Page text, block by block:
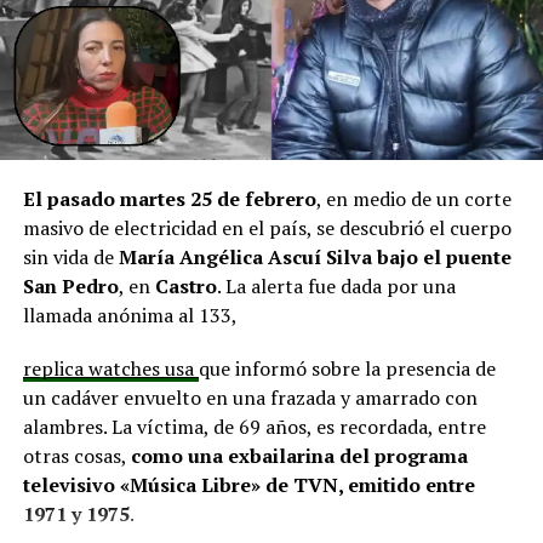
infraestructura del Club Deportivo Bernardo O’Higgins
y el cierre perimetral del Club Deportivo Aucar, obras
fundamentales para el desarrollo comunitario.
El alcalde de Quemchi, Javier Ugarte, expresó una
situación similar, señalando que en su comuna tienen
proyectos elegibles tanto en PMU como en PMB, pero
que hasta la fecha no han recibido respuesta clara sobre
si se entregarán los recursos.“Preocupa esta situación,
estos son proyectos que vienen trabajándose desde
hace tiempo y que hoy están en riesgo por la falta de
En la comuna deCuraco de Vélez, la alcaldesa Javiera
Yáñezindicó que históricamente la Subdere ha apoyado
a los municipios en diversos proyectos y que confía en
que durante el año se asignen nuevos recursos, aunque
reconoció una disminución evidente en comparación
El pasado martes 25 de febrero, en medio de un corte
masivo de electricidad en el país, se descubrió el cuerpo
sin vida deMaría Angélica Ascuí Silvabajo el puente
San Pedro, en Castro. La alerta fue dada por una
llamada anónima al 133,
replica watches usa que informó sobre la presencia de
un cadáver envuelto en una frazada y amarrado con
alambres. La víctima, de 69 años, es recordada, entre
otras cosas, como una exbailarina del programa
televisivo «Música Libre» de TVN, emitido entre
1971 y 1975.